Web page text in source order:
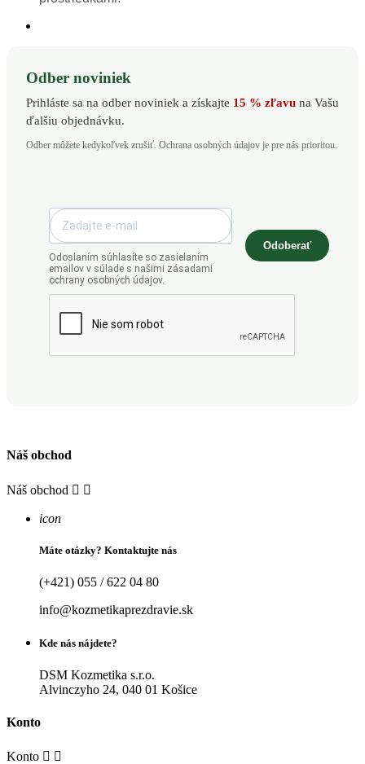
Odber noviniek
Prihláste sa na odber noviniek a získajte 15 % zľavu na Vašu
ďalšiu objednávku.
Odber môžete kedykoľvek zrušiť. Ochrana osobných údajov je pre nás prioritou.
Odoslaním súhlasíte so zasielaním
emailov v súlade s našimi zásadami
ochrany osobných údajov.
Odoberať
Náš obchod
Náš obchod  
icon
Máte otázky? Kontaktujte nás
(+421) 055 / 622 04 80
info@kozmetikaprezdravie.sk
Kde nás nájdete?
DSM Kozmetika s.r.o.
Alvinczyho 24, 040 01 Košice
Konto
Konto  